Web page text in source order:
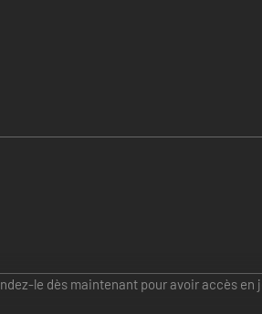
le dès maintenant pour avoir accès en